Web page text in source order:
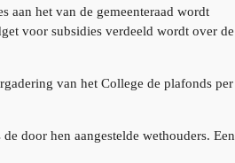
aan het van de gemeenteraad wordt
voor subsidies verdeeld wordt over de
van het College de plafonds per
door hen aangestelde wethouders. Een